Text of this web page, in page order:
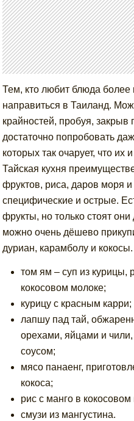
Тем, кто любит блюда более
направиться в Таиланд.
крайностей, пробуя, закрыв
достаточно попробовать
которых так очарует, что их
Тайская кухня
фруктов, риса, даров моря
специфические и острые.
фрукты, но только стоят
можно очень дёшево
дуриан, карамболу и
том ям – суп из курицы,
кокосовом молоке;
курицу с красным карри;
лапшу пад тай,
орехами, яйцами и
соусом;
мясо панаенг,
кокоса;
рис с манго в кокосовом
смузи из мангустина.